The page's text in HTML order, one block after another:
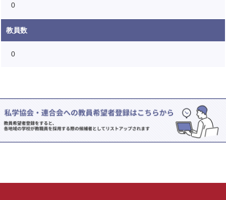
0
教員数
0